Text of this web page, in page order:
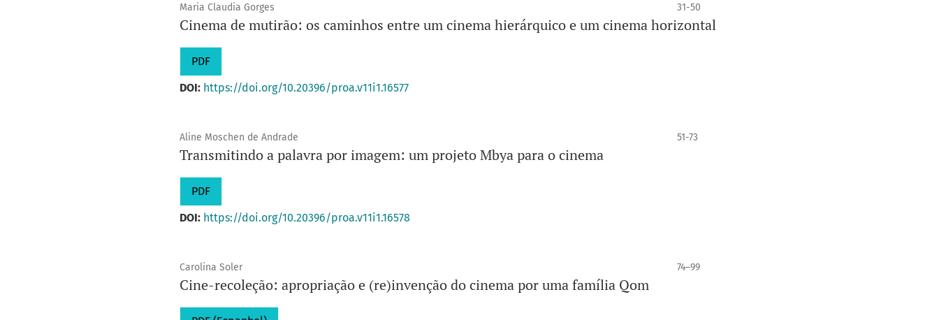
Maria Claudia Gorges 31-50
Cinema de mutirão: os caminhos entre um cinema hierárquico e um cinema horizontal
PDF
DOI: https://doi.org/10.20396/proa.v11i1.16577
Aline Moschen de Andrade 51-73
Transmitindo a palavra por imagem: um projeto Mbya para o cinema
PDF
DOI: https://doi.org/10.20396/proa.v11i1.16578
Carolina Soler 74–99
Cine-recoleção: apropriação e (re)invenção do cinema por uma família Qom